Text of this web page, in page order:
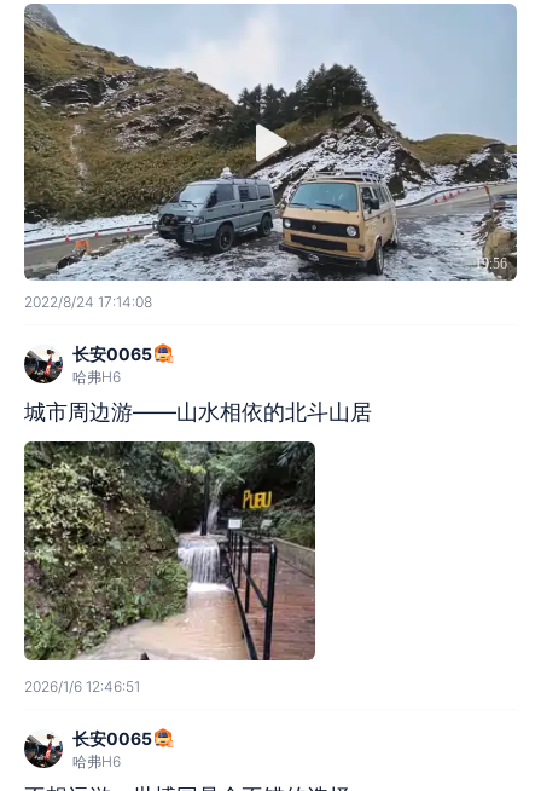
19:56
2022/8/24 17:14:08
长安0065
哈弗H6
城市周边游——山水相依的北斗山居
2026/1/6 12:46:51
长安0065
哈弗H6